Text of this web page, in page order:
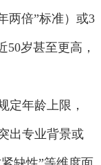
两倍”标准）或3
50岁甚至更高，
年龄上限，
出专业背景或